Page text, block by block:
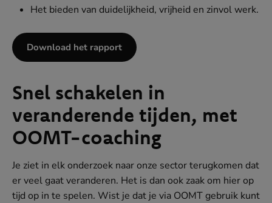
Het bieden van duidelijkheid, vrijheid en zinvol werk.
Download het rapport
Snel schakelen in
veranderende tijden, met
OOMT-coaching
Je ziet in elk onderzoek naar onze sector terugkomen dat
er veel gaat veranderen. Het is dan ook zaak om hier op
tijd op in te spelen. Wist je dat je via OOMT gebruik kunt